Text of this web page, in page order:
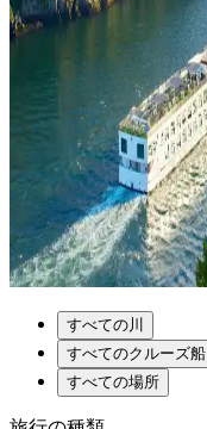
すべての川
すべてのクルーズ船
すべての場所